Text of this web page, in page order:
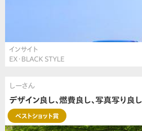
インサイト
EX・BLACK STYLE
しーさん
デザイン良し、燃費良し、写真写り良し
ベストショット賞